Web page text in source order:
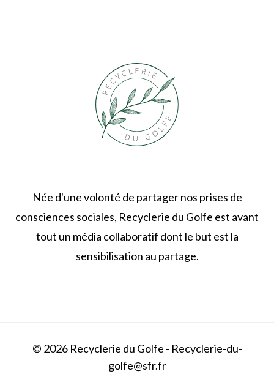
Née d'une volonté de partager nos prises de
consciences sociales, Recyclerie du Golfe est avant
tout un média collaboratif dont le but est la
sensibilisation au partage.
© 2026 Recyclerie du Golfe - Recyclerie-du-
golfe@sfr.fr